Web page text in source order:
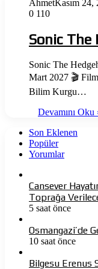
AhmetKasım 24,
0 110
Sonic The
Sonic The
Mart 2027 🎬
Bilim Kurgu…
Devamını Oku
Son Eklenen
Popüler
Yorumlar
Cansever
Toprağa
5 saat önce
Osmangazi’de
10 saat önce
Bilgesu Erenus